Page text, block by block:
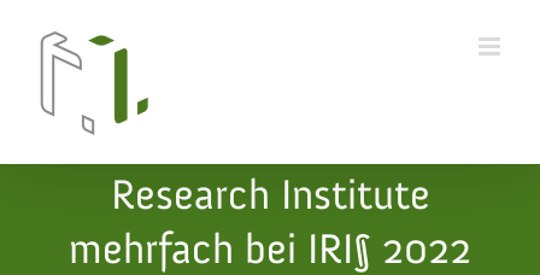
Research Institute
mehrfach bei IRI§ 2022